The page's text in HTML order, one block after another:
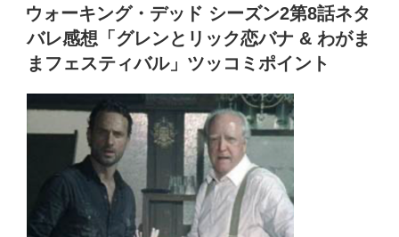
ド
シ
ー
タ
ss
er e
b
o
o
k
稿
日:
ウォーキング・デッド シーズン2第8話ネタ
バレ感想「グレンとリック恋バナ & わがま
まフェスティバル」ツッコミポイント